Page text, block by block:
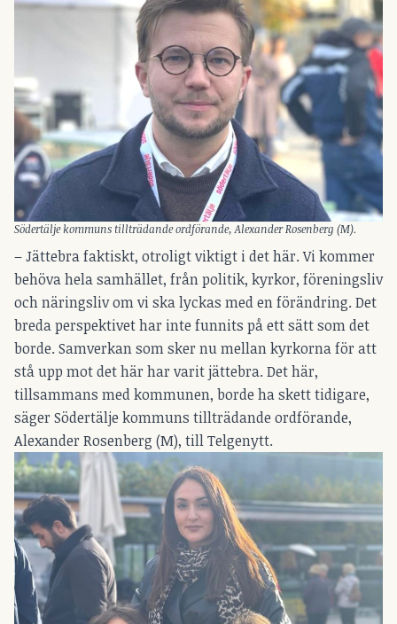
Södertälje kommuns tillträdande ordförande, Alexander Rosenberg (M).
– Jättebra faktiskt, otroligt viktigt i det här. Vi kommer
behöva hela samhället, från politik, kyrkor, föreningsliv
och näringsliv om vi ska lyckas med en förändring. Det
breda perspektivet har inte funnits på ett sätt som det
borde. Samverkan som sker nu mellan kyrkorna för att
stå upp mot det här har varit jättebra. Det här,
tillsammans med kommunen, borde ha skett tidigare,
säger Södertälje kommuns tillträdande ordförande,
Alexander Rosenberg (M), till Telgenytt.